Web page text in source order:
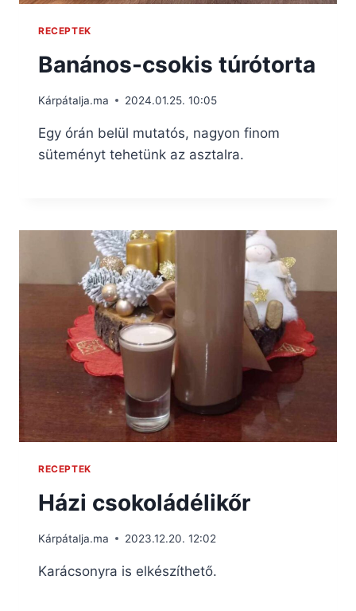
RECEPTEK
Banános-csokis túrótorta
Kárpátalja.ma 2024.01.25. 10:05
Egy órán belül mutatós, nagyon finom
süteményt tehetünk az asztalra.
RECEPTEK
Házi csokoládélikőr
Kárpátalja.ma 2023.12.20. 12:02
Karácsonyra is elkészíthető.